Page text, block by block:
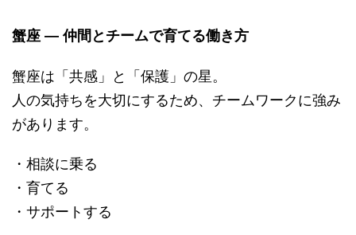
蟹座 ― 仲間とチームで育てる働き方
蟹座は「共感」と「保護」の星。
人の気持ちを大切にするため、チームワークに強み
があります。
・相談に乗る
・育てる
・サポートする